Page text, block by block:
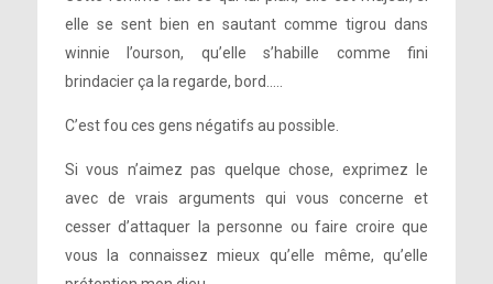
elle se sent bien en sautant comme tigrou dans
winnie l’ourson, qu’elle s’habille comme fini
brindacier ça la regarde, bord…..
C’est fou ces gens négatifs au possible.
Si vous n’aimez pas quelque chose, exprimez le
avec de vrais arguments qui vous concerne et
cesser d’attaquer la personne ou faire croire que
vous la connaissez mieux qu’elle même, qu’elle